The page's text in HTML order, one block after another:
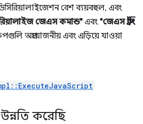
বেশ ব্যয়বহুল, এবং
জেএস কমান্ড" এবং "জেএস ​​স্ট্রিং
অপ্রয়োজনীয় এবং এড়িয়ে যাওয়া
করেছি